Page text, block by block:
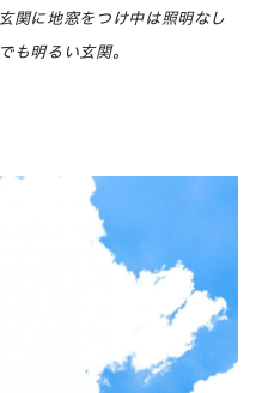
玄関に地窓をつけ中は照明なし
でも明るい玄関。